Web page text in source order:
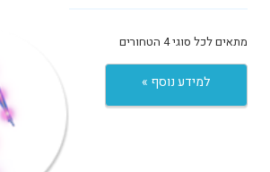
מתאים לכל סוגי 4 הטחורים
למידע נוסף »